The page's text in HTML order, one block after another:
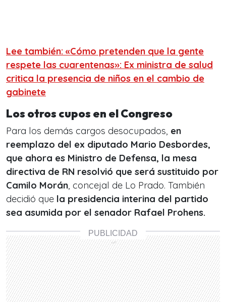
Lee también: «Cómo pretenden que la gente
respete las cuarentenas»: Ex ministra de salud
critica la presencia de niños en el cambio de
gabinete
Los otros cupos en el Congreso
Para los demás cargos desocupados, en
reemplazo del ex diputado Mario Desbordes,
que ahora es Ministro de Defensa, la mesa
directiva de RN resolvió que será sustituido por
Camilo Morán, concejal de Lo Prado. También
decidió que la presidencia interina del partido
sea asumida por el senador Rafael Prohens.